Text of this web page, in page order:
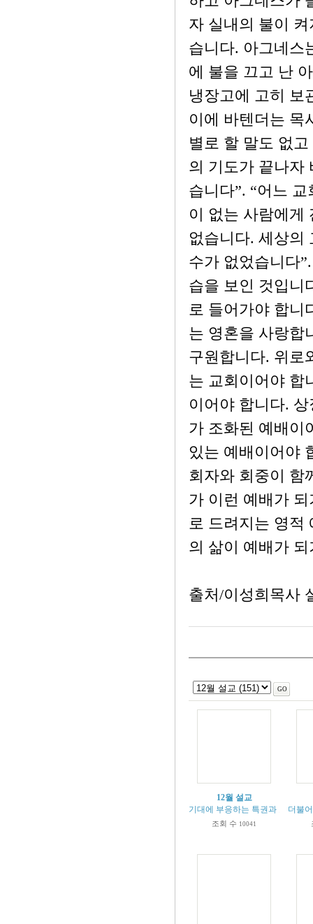
자 실내의 불이
습니다. 아그네스
에 불을 끄고 난
냉장고에 고히 보
이에 바텐더는 목
별로 할 말도 없
의 기도가 끝나자
습니다”. “어느
이 없는 사람에게
없습니다. 세상의
수가 없었습니다
습을 보인 것입니
로 들어가야 합니
는 영혼을 사랑합
구원합니다. 위로
는 교회이어야 합
이어야 합니다.
가 조화된 예배이
있는 예배이어야
회자와 회중이 함
가 이런 예배가
로 드려지는 영적
의 삶이 예배가
출처/이성희목사
12월 설교
기대에 부응하는 특권과 소망과
조회 수 10041
더불